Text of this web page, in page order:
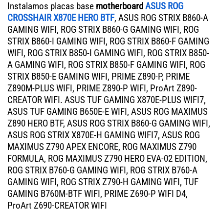
Instalamos placas base motherboardASUS ROG
CROSSHAIR X870E HERO BTF, ASUS ROG STRIX B860-A
GAMING WIFI, ROG STRIX B860-G GAMING WIFI, ROG
STRIX B860-I GAMING WIFI, ROG STRIX B860-F GAMING
WIFI, ROG STRIX B850-I GAMING WIFI, ROG STRIX B850-
A GAMING WIFI, ROG STRIX B850-F GAMING WIFI, ROG
STRIX B850-E GAMING WIFI, PRIME Z890-P, PRIME
Z890M-PLUS WIFI, PRIME Z890-P WIFI, ProArt Z890-
CREATOR WIFI. ASUS TUF GAMING X870E-PLUS WIFI7,
ASUS TUF GAMING B650E-E WIFI, ASUS ROG MAXIMUS
Z890 HERO BTF, ASUS ROG STRIX B860-G GAMING WIFI,
ASUS ROG STRIX X870E-H GAMING WIFI7, ASUS ROG
MAXIMUS Z790 APEX ENCORE, ROG MAXIMUS Z790
FORMULA, ROG MAXIMUS Z790 HERO EVA-02 EDITION,
ROG STRIX B760-G GAMING WIFI, ROG STRIX B760-A
GAMING WIFI, ROG STRIX Z790-H GAMING WIFI, TUF
GAMING B760M-BTF WIFI, PRIME Z690-P WIFI D4,
ProArt Z690-CREATOR WIFI